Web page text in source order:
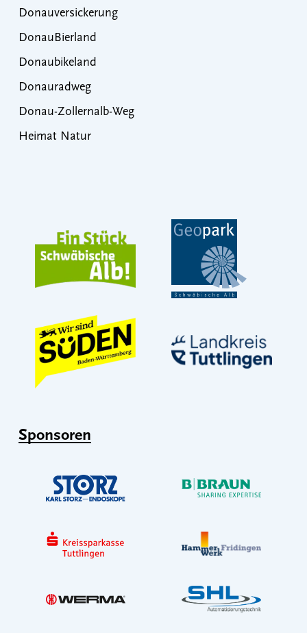
Donauversickerung
DonauBierland
Donaubikeland
Donauradweg
Donau-Zollernalb-Weg
Heimat Natur
Sponsoren